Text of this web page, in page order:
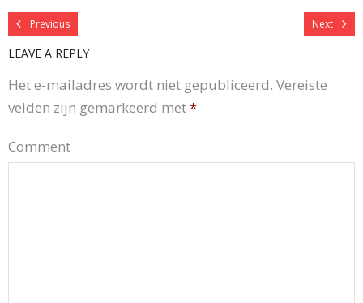
Previous Next
LEAVE A REPLY
Het e-mailadres wordt niet gepubliceerd. Vereiste
velden zijn gemarkeerd met*
Comment